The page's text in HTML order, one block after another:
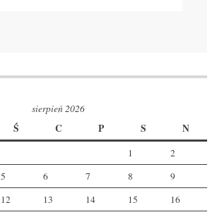
sierpień 2026
Ś C P S N
1
2
5 6 7 8
9
12 13 14 15
16